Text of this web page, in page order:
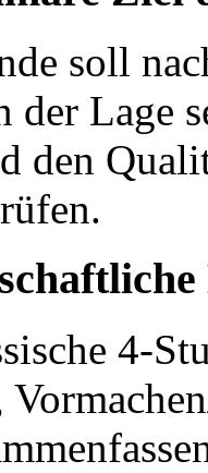
soll
Lage
den
4-